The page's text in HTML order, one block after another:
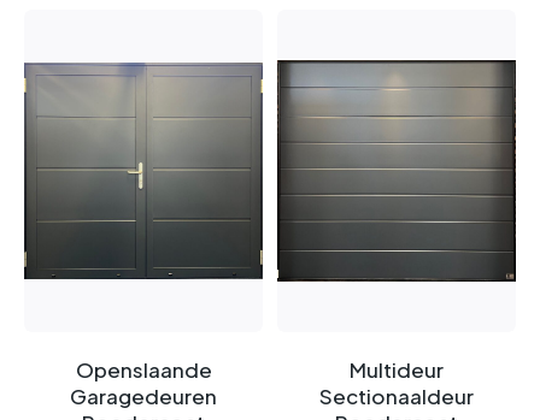
Openslaande
Garagedeuren
Multideur
Sectionaaldeur